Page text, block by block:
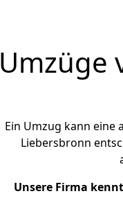
Umzüge
Ein Umzug kann eine
Liebersbronn
Unsere Firma